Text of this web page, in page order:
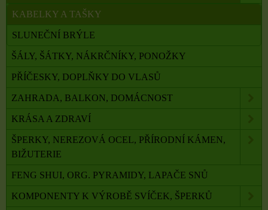
KABELKY A TAŠKY
SLUNEČNÍ BRÝLE
ŠÁLY, ŠÁTKY, NÁKRČNÍKY, PONOŽKY
PŘÍČESKY, DOPLŇKY DO VLASŮ
ZAHRADA, BALKON, DOMÁCNOST
KRÁSA A ZDRAVÍ
ŠPERKY, NEREZOVÁ OCEL, PŘÍRODNÍ KÁMEN,
BIŽUTERIE
FENG SHUI, ORG. PYRAMIDY, LAPAČE SNŮ
KOMPONENTY K VÝROBĚ SVÍČEK, ŠPERKŮ